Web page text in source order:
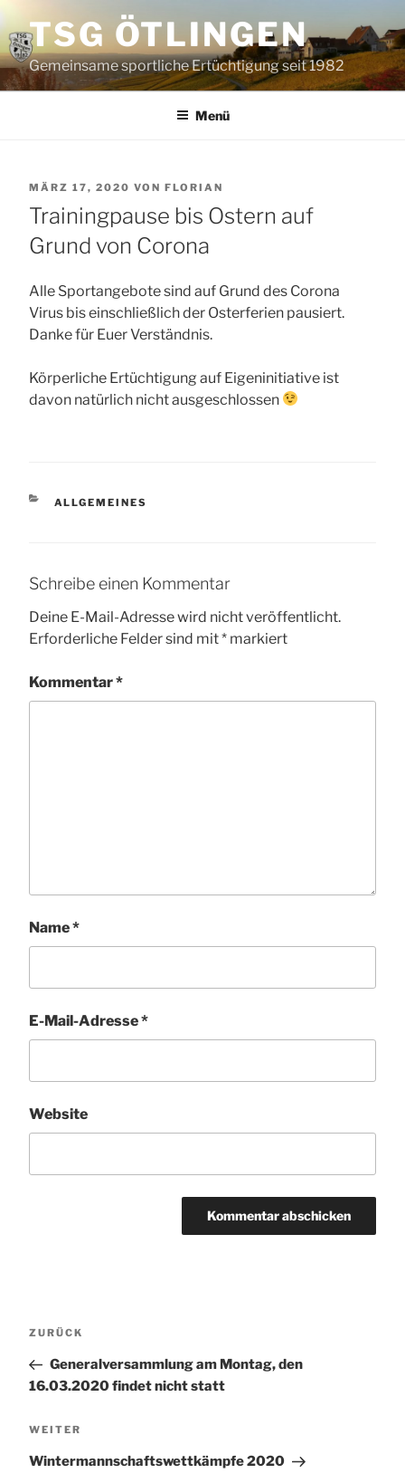
Inhalt
springenTSG ÖTLINGEN
Gemeinsame sportliche Ertüchtigung seit 1982
Menü
VERÖFFENTLICHT
AM
MÄRZ 17, 2020 VON FLORIAN
Trainingpause bis Ostern auf
Grund von Corona
Alle Sportangebote sind auf Grund des Corona
Virus bis einschließlich der Osterferien pausiert.
Danke für Euer Verständnis.
Körperliche Ertüchtigung auf Eigeninitiative ist
davon natürlich nicht ausgeschlossen
KATEGORIEN
ALLGEMEINES
Schreibe einen Kommentar
Deine E-Mail-Adresse wird nicht veröffentlicht.
Erforderliche Felder sind mit* markiert
Kommentar*
Name*
E-Mail-Adresse*
Website
Vorheriger
ZURÜCK
Generalversammlung am Montag, den
16.03.2020 findet nicht statt
Nächster
WEITER
Wintermannschaftswettkämpfe 2020